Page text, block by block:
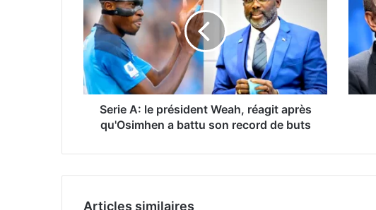
Serie A: le président Weah, réagit après
qu'Osimhen a battu son record de buts
Articles similaires